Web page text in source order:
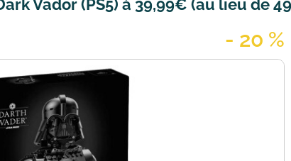
Vador (PS5) à 39,99€ (au lieu de
- 20 %